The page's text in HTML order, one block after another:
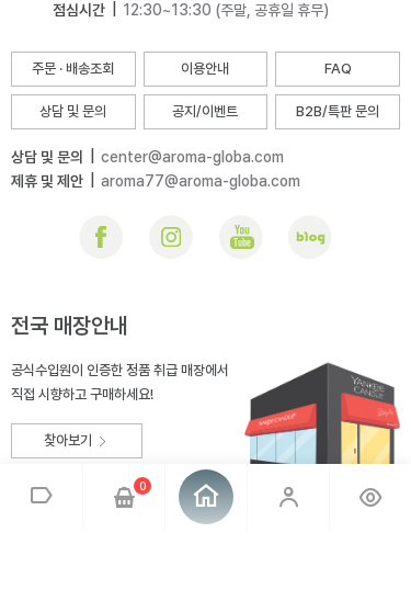
0
점심시간
12:30~13:30 (주말, 공휴일 휴무)
주문 · 배송조회 이용안내 FAQ
상담 및 문의 공지/이벤트 B2B/특판 문의
상담 및 문의
center@aroma-globa.com
제휴 및 제안
aroma77@aroma-globa.com
전국 매장안내
공식수입원이 인증한 정품 취급 매장에서
직접 시향하고 구매하세요!
찾아보기
브랜드소개